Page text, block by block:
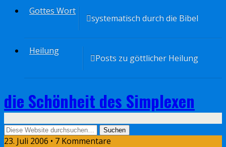
Gottes Wort
systematisch durch die Bibel
Heilung
Posts zu göttlicher Heilung
die Schönheit des Simplexen
23. Juli 2006 • 7 Kommentare